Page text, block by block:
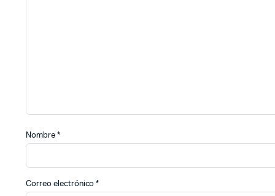
Nombre *
Correo electrónico*